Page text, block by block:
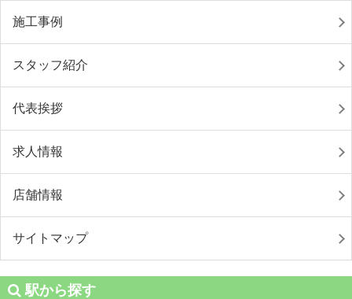
施工事例
スタッフ紹介
代表挨拶
求人情報
店舗情報
サイトマップ
駅から探す